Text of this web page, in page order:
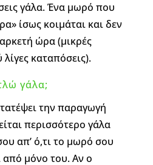
γάλα. Ένα μωρό που
ίσως κοιμάται και δεν
ώρα (μικρές
καταπόσεις).
γάλα;
την παραγωγή
περισσότερο γάλα
απ’ ό,τι το μωρό σου
από μόνο του. Αν ο